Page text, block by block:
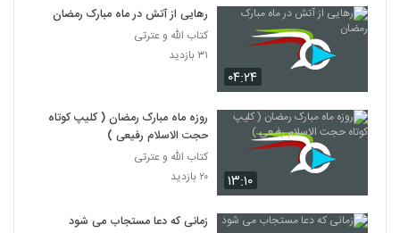
۰۴:۲۴
رهایی از آتش در ماه مبارک رمضان
کتاب الله و عترتی
۳۱ بازدید
۱۳:۱۰
روزه ماه مبارک رمضان ( کلیپ کوتاه
حجت الاسلام رفیعی )
کتاب الله و عترتی
۲۰ بازدید
زمانی که دعا مستجاب می شود